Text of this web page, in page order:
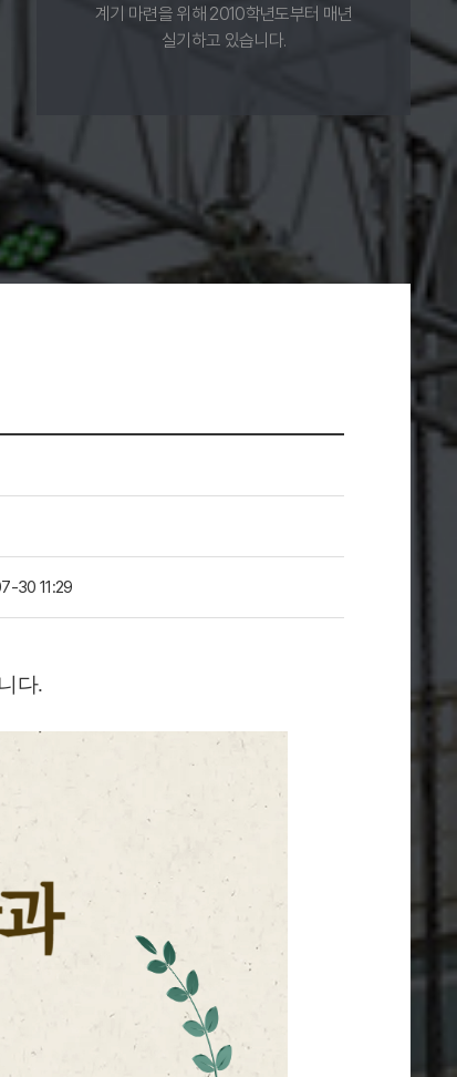
계기 마련을 위해 2010학년도부터 매년
실기하고 있습니다.
30 11:29
다.